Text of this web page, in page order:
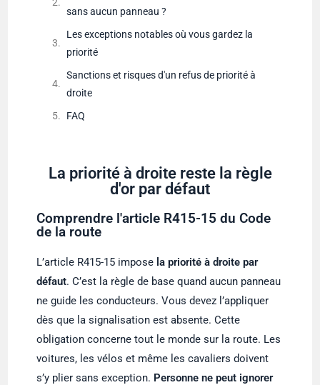
sans aucun panneau ?
Les exceptions notables où vous gardez la
priorité
Sanctions et risques d'un refus de priorité à
droite
FAQ
La priorité à droite reste la règle
d'or par défaut
Comprendre l'article R415-15 du Code
de la route
L’article R415-15 impose la priorité à droite par
défaut. C’est la règle de base quand aucun panneau
ne guide les conducteurs. Vous devez l’appliquer
dès que la signalisation est absente. Cette
obligation concerne tout le monde sur la route. Les
voitures, les vélos et même les cavaliers doivent
s’y plier sans exception. Personne ne peut ignorer